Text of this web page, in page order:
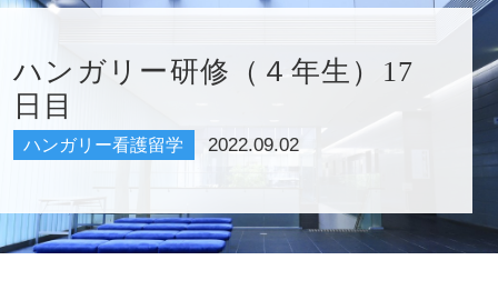
国際
大学
ハンガリー研修（４年生）17
日目
ハンガリー看護留学 2022.09.02